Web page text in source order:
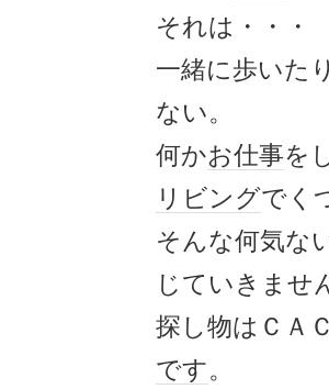
それは・・・
一緒に歩いた
ない。
何かお仕事を
リビングでく
そんな何気な
じていきませ
探し物はＣＡ
です。